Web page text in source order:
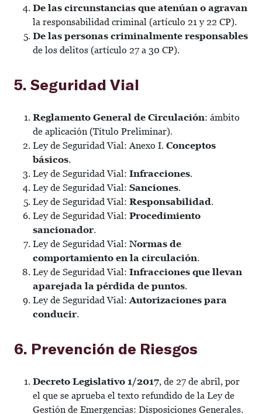
De las circunstancias que atenúan o agravan
la responsabilidad criminal (artículo 21 y 22 CP).
De las personas criminalmente responsables
de los delitos (artículo 27 a 30 CP).
5. Seguridad Vial
Reglamento General de Circulación: ámbito
de aplicación (Título Preliminar).
Ley de Seguridad Vial: Anexo I. Conceptos
básicos.
Ley de Seguridad Vial: Infracciones.
Ley de Seguridad Vial: Sanciones.
Ley de Seguridad Vial: Responsabilidad.
Ley de Seguridad Vial: Procedimiento
sancionador.
Ley de Seguridad Vial: Normas de
comportamiento en la circulación.
Ley de Seguridad Vial: Infracciones que llevan
aparejada la pérdida de puntos.
Ley de Seguridad Vial:Autorizaciones para
conducir.
6. Prevención de Riesgos
Decreto Legislativo 1/2017, de 27 de abril, por
el que se aprueba el texto refundido de la Ley de
Gestión de Emergencias: Disposiciones Generales.